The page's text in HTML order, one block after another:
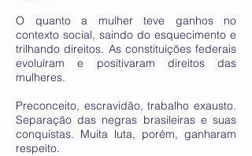
O quanto a mulher teve ganhos no
contexto social, saindo do esquecimento e
trilhando direitos. As constituições federais
evoluíram e positivaram direitos das
mulheres.
Preconceito, escravidão, trabalho exausto.
Separação das negras brasileiras e suas
conquistas. Muita luta, porém, ganharam
respeito.